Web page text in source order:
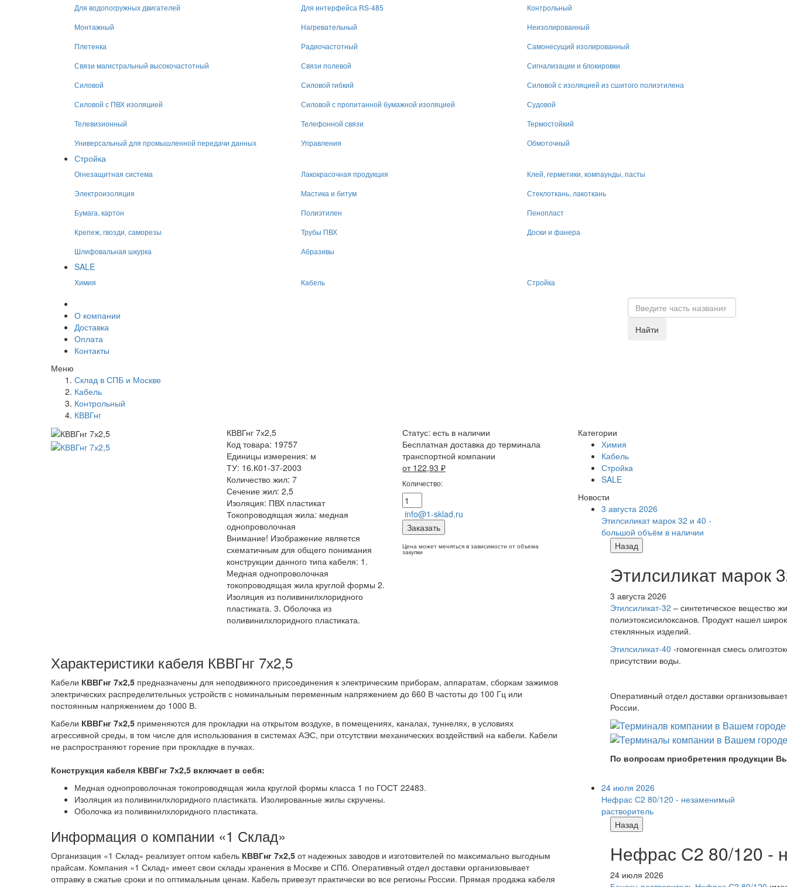
Для водопогружных двигателей
Для интерфейса RS-485
Контрольный
Монтажный
Нагревательный
Неизолированный
Плетенка
Радиочастотный
Самонесущий изолированный
Связи магистральный высокочастотный
Связи полевой
Сигнализации и блокировки
Силовой
Силовой гибкий
Силовой с изоляцией из сшитого полиэтилена
Силовой с ПВХ изоляцией
Силовой с пропитанной бумажной изоляцией
Судовой
Телевизионный
Телефонной связи
Термостойкий
Универсальный для промышленной передачи данных
Управления Обмоточный
Стройка
Огнезащитная система Лакокрасочная продукция
Клей, герметики, компаунды, пасты
Электроизоляция
Мастика и битум
Стеклоткань, лакоткань
Бумага, картон
Полиэтилен
Пенопласт
Крепеж, гвозди, саморезы
Трубы ПВХ
Доски и фанера
Шлифовальная шкурка
Абразивы
SALE
Химия Кабель Стройка
О компании
Доставка
Оплата
Контакты
Найти
Меню
Склад в СПБ и Москве
Кабель
Контрольный
КВВГнг
КВВГнг 7х2,5
Код товара: 19757
Единицы измерения: м
ТУ: 16.К01-37-2003
Количество жил: 7
Сечение жил: 2,5
Изоляция: ПВХ пластикат
Токопроводящая жила: медная
однопроволочная
Внимание! Изображение является
схематичным для общего понимания
конструкции данного типа кабеля: 1.
Медная однопроволочная
токопроводящая жила круглой формы 2.
Изоляция из поливинилхлоридного
пластиката. 3. Оболочка из
поливинилхлоридного пластиката.
Статус: есть в наличии
Бесплатная доставка до терминала
транспортной компании
от 122,93 ₽
Количество:
info@1-sklad.ru
Заказать
Цена может меняться в зависимости от объема
закупки
Характеристики кабеля КВВГнг 7х2,5
Кабели КВВГнг 7х2,5 предназначены для неподвижного присоединения к электрическим приборам, аппаратам, сборкам зажимов
электрических распределительных устройств с номинальным переменным напряжением до 660 В частоты до 100 Гц или
постоянным напряжением до 1000 В.
Кабели КВВГнг 7х2,5 применяются для прокладки на открытом воздухе, в помещениях, каналах, туннелях, в условиях
агрессивной среды, в том числе для использования в системах АЭС, при отсутствии механических воздействий на кабели. Кабели
не распространяют горение при прокладке в пучках.
Конструкция кабеля КВВГнг 7х2,5 включает в себя:
Медная однопроволочная токопроводящая жила круглой формы класса 1 по ГОСТ 22483.
Изоляция из поливинилхлоридного пластиката. Изолированные жилы скручены.
Оболочка из поливинилхлоридного пластиката.
Информация о компании «1 Склад»
Организация «1 Склад» реализует оптом кабель КВВГнг 7х2,5 от надежных заводов и изготовителей по максимально выгодным
прайсам. Компания «1 Склад» имеет свои склады хранения в Москве и СПб. Оперативный отдел доставки организовывает
отправку в сжатые сроки и по оптимальным ценам. Кабель привезут практически во все регионы России. Прямая продажа кабеля
Категории
Химия
Кабель
Стройка
SALE
Новости
3 августа 2026
Этилсиликат марок 32 и 40 -
большой объём в наличии
Назад
Этилсиликат марок
3 августа 2026
Этилсиликат-32 – синтетическое вещество
полиэтоксисилоксанов. Продукт нашел
стеклянных изделий.
Этилсиликат-40 -гомогенная смесь
присутствии воды.
Оперативный отдел доставки
России.
По вопросам приобретения продукции
24 июля 2026
Нефрас С2 80/120 - незаменимый
растворитель
Назад
Нефрас С2 80/120 -
24 июля 2026